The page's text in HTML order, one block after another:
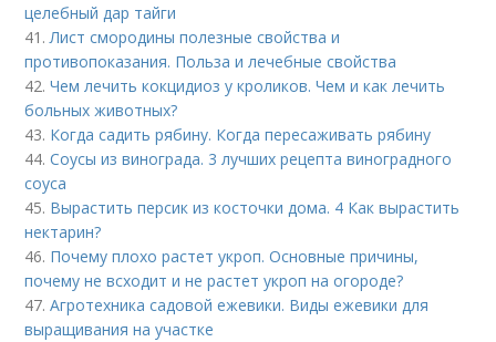
целебный дар тайги
41.Лист смородины полезные свойства и
противопоказания. Польза и лечебные свойства
42.Чем лечить кокцидиоз у кроликов. Чем и как лечить
больных животных?
43. Когда садить рябину. Когда пересаживать рябину
44.Соусы из винограда. 3 лучших рецепта виноградного
соуса
45. Вырастить персик из косточки дома. 4 Как вырастить
нектарин?
46. Почему плохо растет укроп. Основные причины,
почему не всходит и не растет укроп на огороде?
47.Агротехника садовой ежевики. Виды ежевики для
выращивания на участке